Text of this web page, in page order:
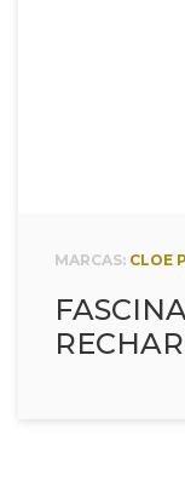
MARCAS: CLOE